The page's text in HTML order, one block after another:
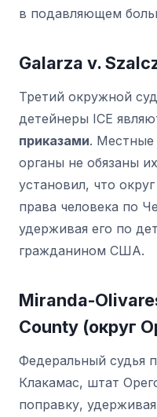
в подавляющем
Galarza v.
Третий окружной
детейнеры ICE
приказами. Местные
органы не обязаны
установил, что
права человека по
удерживая его по
гражданином США.
Miranda-
County (округ
Федеральный судья
Клакамас, штат
поправку,